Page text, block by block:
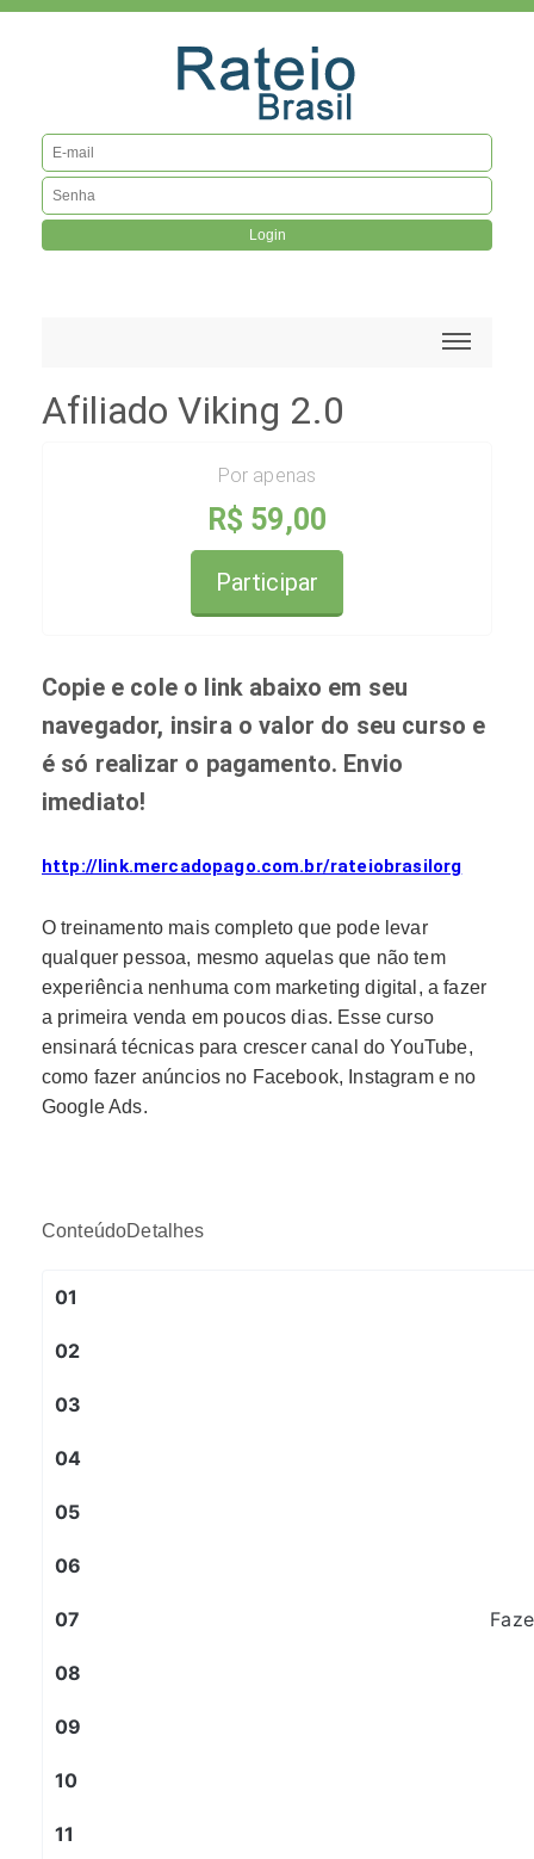
Login
Afiliado Viking 2.0
Por apenas
R$ 59,00
Participar
Copie e cole o link abaixo em seu
navegador, insira o valor do seu curso e
é só realizar o pagamento. Envio
imediato!
http://link.mercadopago.com.br/rateiobrasilorg
O treinamento mais completo que pode levar
qualquer pessoa, mesmo aquelas que não tem
experiência nenhuma com marketing digital, a fazer
a primeira venda em poucos dias. Esse curso
ensinará técnicas para crescer canal do YouTube,
como fazer anúncios no Facebook, Instagram e no
Google Ads.
ConteúdoDetalhes
01
02
03
04
05
06
07
08
09
10
11